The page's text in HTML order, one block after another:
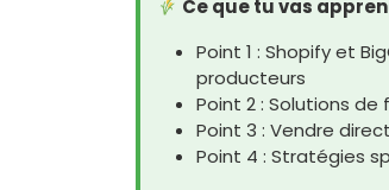
Ce que tu vas
Point 1 : Shopify et
producteurs
Point 2 : Solutions
Point 3 : Vendre
Point 4 : Stratégies